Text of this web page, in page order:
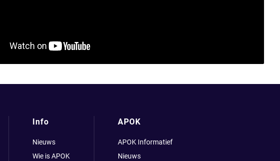
Info
Nieuws
Wie is APOK
APOK
APOK Informatief
Nieuws